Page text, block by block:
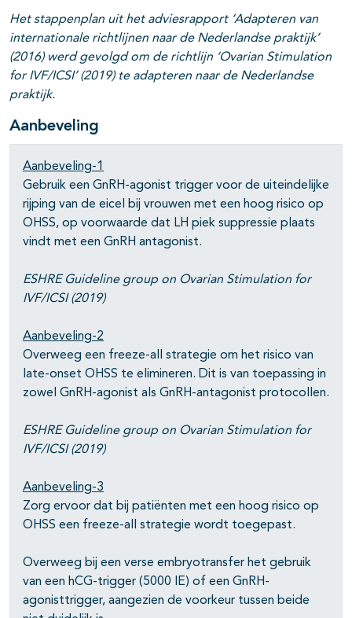
Het stappenplan uit het adviesrapport ‘Adapteren van
internationale richtlijnen naar de Nederlandse praktijk’
(2016) werd gevolgd om de richtlijn ‘Ovarian Stimulation
for IVF/ICSI’ (2019) te adapteren naar de Nederlandse
praktijk.
Aanbeveling
Aanbeveling-1
Gebruik een GnRH-agonist trigger voor de uiteindelijke
rijping van de eicel bij vrouwen met een hoog risico op
OHSS, op voorwaarde dat LH piek suppressie plaats
vindt met een GnRH antagonist.
ESHRE Guideline group on Ovarian Stimulation for
IVF/ICSI (2019)
Aanbeveling-2
Overweeg een freeze-all strategie om het risico van
late-onset OHSS te elimineren. Dit is van toepassing in
zowel GnRH-agonist als GnRH-antagonist protocollen.
ESHRE Guideline group on Ovarian Stimulation for
IVF/ICSI (2019)
Aanbeveling-3
Zorg ervoor dat bij patiënten met een hoog risico op
OHSS een freeze-all strategie wordt toegepast.
Overweeg bij een verse embryotransfer het gebruik
van een hCG-trigger (5000 IE) of een GnRH-
agonisttrigger, aangezien de voorkeur tussen beide